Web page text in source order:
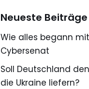
Neueste Beiträge
Wie alles begann
Cybersenat
Soll Deutschland
die Ukraine liefern?